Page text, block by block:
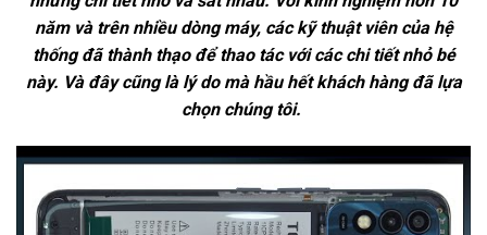
năm và trên nhiều dòng máy, các kỹ thuật viên của hệ
thống đã thành thạo để thao tác với các chi tiết nhỏ bé
này. Và đây cũng là lý do mà hầu hết khách hàng đã lựa
chọn chúng tôi.